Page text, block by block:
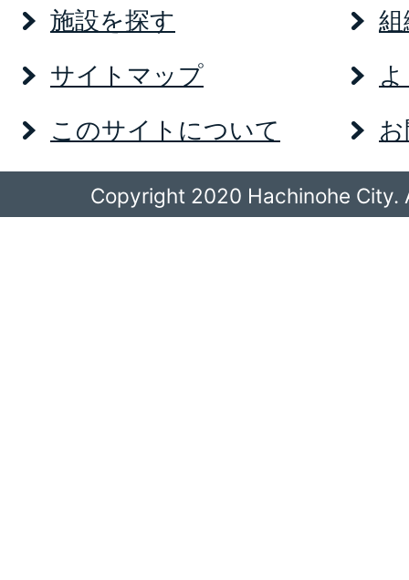
施設を探す
サイトマップ
このサイトについて
Copyright 2020 Hachinohe City.